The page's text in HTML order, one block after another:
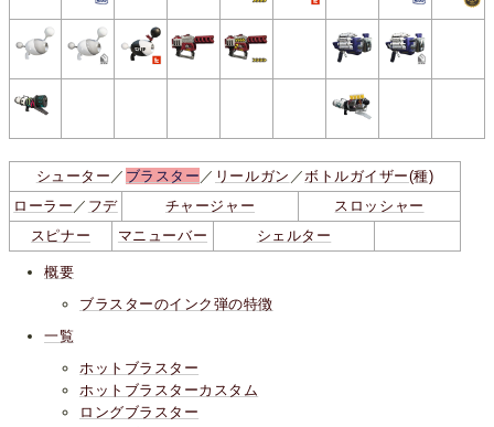
シューター ／ ブラスター ／ リールガン ／ ボトルガイザー(種)
ローラー ／ フデ チャージャー
スロッシャー
スピナー
マニューバー シェルター
概要
ブラスターのインク弾の特徴
一覧
ホットブラスター
ホットブラスターカスタム
ロングブラスター